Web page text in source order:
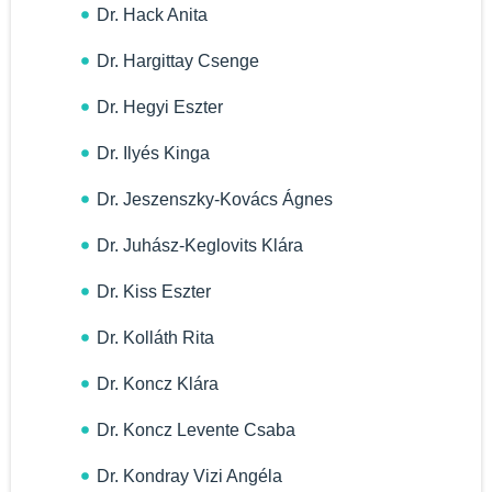
Dr. Hack Anita
Dr. Hargittay Csenge
Dr. Hegyi Eszter
Dr. Ilyés Kinga
Dr. Jeszenszky-Kovács Ágnes
Dr. Juhász-Keglovits Klára
Dr. Kiss Eszter
Dr. Kolláth Rita
Dr. Koncz Klára
Dr. Koncz Levente Csaba
Dr. Kondray Vizi Angéla